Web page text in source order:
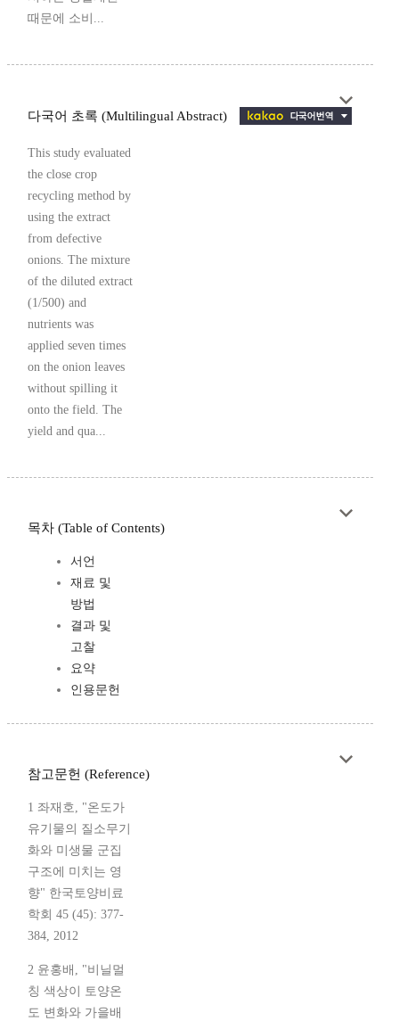
때문에 소비...
다국어 초록 (Multilingual Abstract)
This study evaluated
the close crop
recycling method by
using the extract
from defective
onions. The mixture
of the diluted extract
(1/500) and
nutrients was
applied seven times
on the onion leaves
without spilling it
onto the field. The
yield and qua...
목차 (Table of Contents)
서언
재료 및
방법
결과 및
고찰
요약
인용문헌
참고문헌 (Reference)
1 좌재호, "온도가
유기물의 질소무기
화와 미생물 군집
구조에 미치는 영
향" 한국토양비료
학회 45 (45): 377-
384, 2012
2 윤홍배, "비닐멀
칭 색상이 토양온
도 변화와 가을배